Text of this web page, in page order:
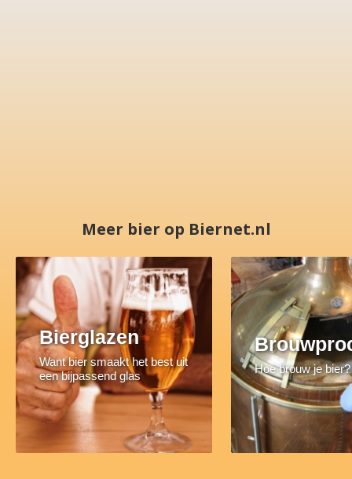
Meer bier op Biernet.nl
Bierglazen
Want bier smaakt het best uit
een bijpassend glas
Hoe brouw je bier?